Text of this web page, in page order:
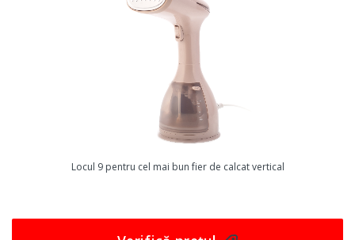
Capacitatea de 120ml vă permite să utilizați aparatul de
mai multe ori fără a fi nevoie să umpleți rezervorul de
apă în mod constant. În plus, designul alb-negru
modern se potrivește perfect cu orice decor și va arăta
Când vine vorba de a-și păstra hainele curate și bine
călcate, fiecare minut contează. Cu Aparatul de Calcat
Vertical cu Abur Pliabil Tefal Access Steam Pocket
eficiența cu Tefal Access Steam Pocket DT3031E0 –
Locul 9 pentru cel mai bun fier de calcat vertical